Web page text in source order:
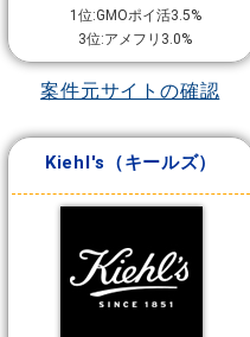
1位:GMOポイ活3.5%
3位:アメフリ3.0%
案件元サイトの確認
Kiehl's（キールズ）